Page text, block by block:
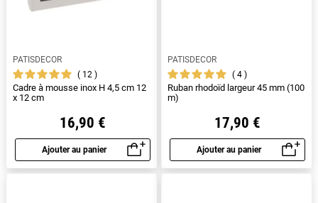
PATISDECOR
12
Cadre à mousse inox H 4,5 cm 12
x 12 cm
16,90 €
Ajouter au panier
Aperçu rapide
PATISDECOR
4
Ruban rhodoïd largeur 45 mm (100
m)
17,90 €
Ajouter au panier
Aperçu rapide